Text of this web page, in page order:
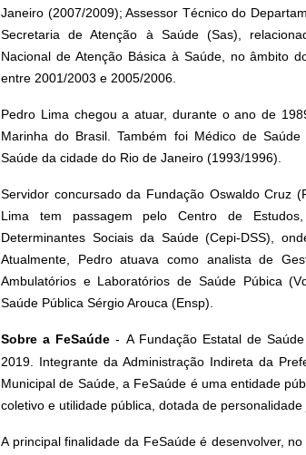
Janeiro (2007/2009); Assessor Técnico do
Secretaria de Atenção à Saúde (Sas),
Nacional de Atenção Básica à Saúde, no âmbito
entre 2001/2003 e 2005/2006.
Pedro Lima chegou a atuar, durante o ano de
Marinha do Brasil. Também foi Médico de
Saúde da cidade do Rio de Janeiro (1993/1996).
Servidor concursado da Fundação Oswaldo Cruz
Lima tem passagem pelo Centro de
Determinantes Sociais da Saúde (Cepi-DSS),
Atualmente, Pedro atuava como analista de
Ambulatórios e Laboratórios de Saúde Púbica
Saúde Pública Sérgio Arouca (Ensp).
Sobre a FeSaúde - A Fundação Estatal de
2019. Integrante da Administração Indireta da
Municipal de Saúde, a FeSaúde é uma entidade
coletivo e utilidade pública, dotada de
A principal finalidade da FeSaúde é desenvolver,